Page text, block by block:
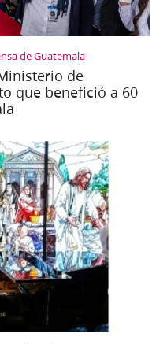
de Guatemala
de
que benefició a 60